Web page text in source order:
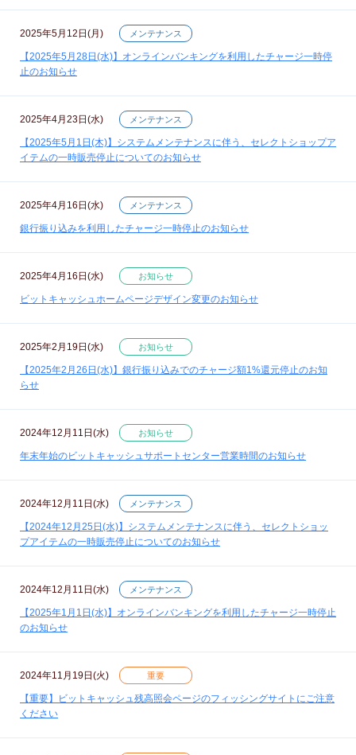
2025年5月12日(月) メンテナンス
【2025年5月28日(水)】オンラインバンキングを利用したチャージ一時停
止のお知らせ
2025年4月23日(水) メンテナンス
【2025年5月1日(木)】システムメンテナンスに伴う、セレクトショップア
イテムの一時販売停止についてのお知らせ
2025年4月16日(水) メンテナンス
銀行振り込みを利用したチャージ一時停止のお知らせ
2025年4月16日(水) お知らせ
ビットキャッシュホームページデザイン変更のお知らせ
2025年2月19日(水) お知らせ
【2025年2月26日(水)】銀行振り込みでのチャージ額1%還元停止のお知
らせ
2024年12月11日(水) お知らせ
年末年始のビットキャッシュサポートセンター営業時間のお知らせ
2024年12月11日(水) メンテナンス
【2024年12月25日(水)】システムメンテナンスに伴う、セレクトショッ
プアイテムの一時販売停止についてのお知らせ
2024年12月11日(水) メンテナンス
【2025年1月1日(水)】オンラインバンキングを利用したチャージ一時停止
のお知らせ
2024年11月19日(火) 重要
【重要】ビットキャッシュ残高照会ページのフィッシングサイトにご注意
ください